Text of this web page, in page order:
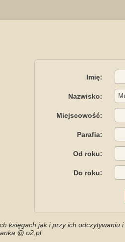
Imię:
Nazwisko:
Miejscowość:
Parafia:
Od roku:
Do roku:
księgach jak i przy ich odczytywaniu
@ o2.pl